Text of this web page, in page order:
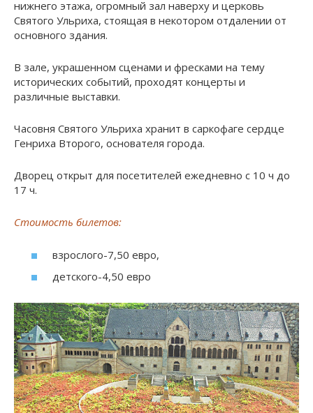
нижнего этажа, огромный зал наверху и церковь
Святого Ульриха, стоящая в некотором отдалении от
основного здания.
В зале, украшенном сценами и фресками на тему
исторических событий, проходят концерты и
различные выставки.
Часовня Святого Ульриха хранит в саркофаге сердце
Генриха Второго, основателя города.
Дворец открыт для посетителей ежедневно с 10 ч до
17 ч.
Стоимость билетов:
взрослого-7,50 евро,
детского-4,50 евро